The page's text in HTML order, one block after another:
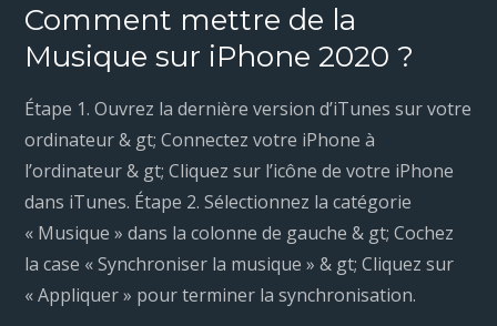
Comment mettre de la
Musique sur iPhone 2020 ?
Étape 1. Ouvrez la dernière version d’iTunes sur votre
ordinateur & gt; Connectez votre iPhone à
l’ordinateur & gt; Cliquez sur l’icône de votre iPhone
dans iTunes. Étape 2. Sélectionnez la catégorie
« Musique » dans la colonne de gauche & gt; Cochez
la case « Synchroniser la musique » & gt; Cliquez sur
« Appliquer » pour terminer la synchronisation.